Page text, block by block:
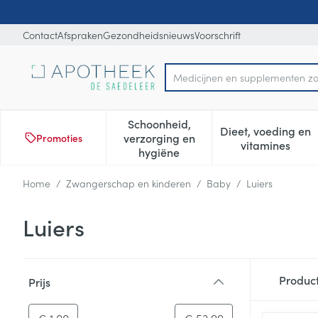
ContactAfsprakenGezondheidsnieuwsVoorschrift
Product, merk, categorie...
Promoties
Schoonheid,
verzorging en
hygiëne
Toon submenu voor
Dieet, voeding en
vitamines
Toon
Home / Zwangerschap en kinderen / Baby / Luiers
Luiers
Prijs